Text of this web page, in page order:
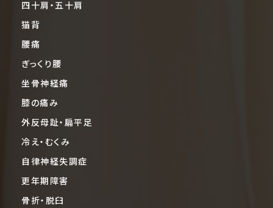
四十肩・五十肩
猫背
腰痛
ぎっくり腰
坐骨神経痛
膝の痛み
外反母趾・扁平足
冷え・むくみ
自律神経失調症
更年期障害
骨折・脱臼